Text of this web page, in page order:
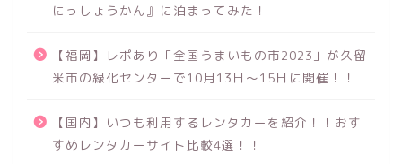
にっしょうかん』に泊まってみた！
【福岡】レポあり「全国うまいもの市2023」が久留
米市の緑化センターで10月13日～15日に開催！！
【国内】いつも利用するレンタカーを紹介！！おす
すめレンタカーサイト比較4選！！